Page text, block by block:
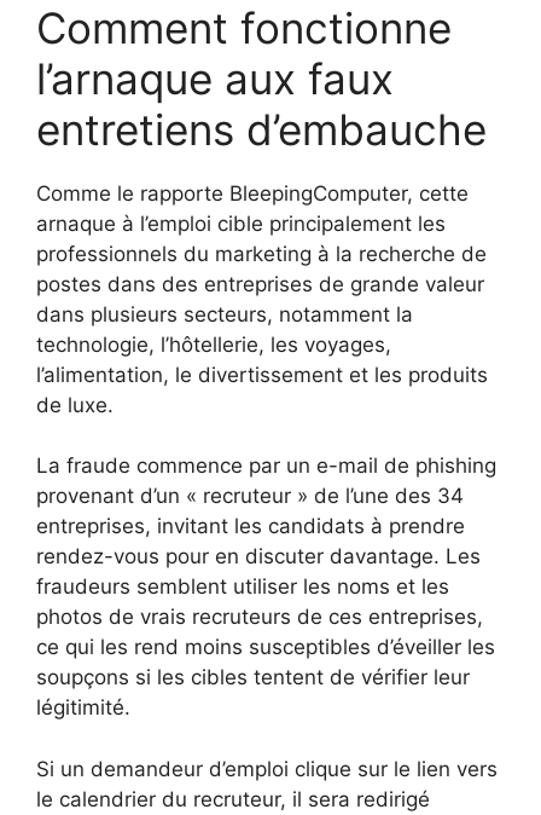
Comment fonctionne
l’arnaque aux faux
entretiens d’embauche
Comme le rapporte BleepingComputer, cette
arnaque à l’emploi cible principalement les
professionnels du marketing à la recherche de
postes dans des entreprises de grande valeur
dans plusieurs secteurs, notamment la
technologie, l’hôtellerie, les voyages,
l’alimentation, le divertissement et les produits
de luxe.
La fraude commence par un e-mail de phishing
provenant d’un « recruteur » de l’une des 34
entreprises, invitant les candidats à prendre
rendez-vous pour en discuter davantage. Les
fraudeurs semblent utiliser les noms et les
photos de vrais recruteurs de ces entreprises,
ce qui les rend moins susceptibles d’éveiller les
soupçons si les cibles tentent de vérifier leur
légitimité.
Si un demandeur d’emploi clique sur le lien vers
le calendrier du recruteur, il sera redirigé